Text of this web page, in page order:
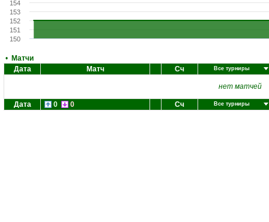
150
151
152
153
154
• Матчи
Дата
Матч Сч Все турниры
нет матчей
Дата 0 0 Сч Все турниры